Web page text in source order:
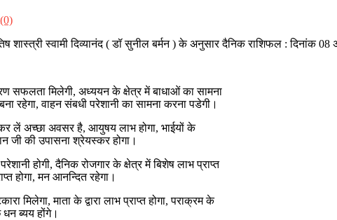
शास्त्री स्वामी दिव्यानंद ( डॉ सुनील बर्मन ) के अनुसार दैनिक राशिफल : दिनांक 08
सफलता मिलेगी, अध्ययन के क्षेत्र में बाधाओं का सामना
रहेगा, वाहन संबधी परेशानी का सामना करना पडेगी।
लें अच्छा अवसर है, आयुषय लाभ होगा, भाईयों के
जी की उपासना श्रेयस्कर होगा।
होगी, दैनिक रोजगार के क्षेत्र में बिशेष लाभ प्राप्त
होगा, मन आनन्दित रहेगा।
मिलेगा, माता के द्वारा लाभ प्राप्त होगा, पराक्रम के
ब्यय होंगे।